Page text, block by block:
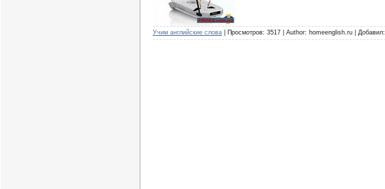
Учим английские слова | Просмотров: 3517 | Author: homeenglish.ru | Добавил: